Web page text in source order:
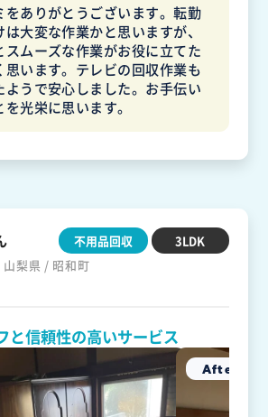
をありがとうございます。転勤
大変な作業かと思いますが、
スムーズな作業がお役に立てた
思います。テレビの回収作業も
ようで安心しました。お手伝い
光栄に思います。
山梨県 / 昭和町
不用品回収 3LDK
と信頼性の高いサービス